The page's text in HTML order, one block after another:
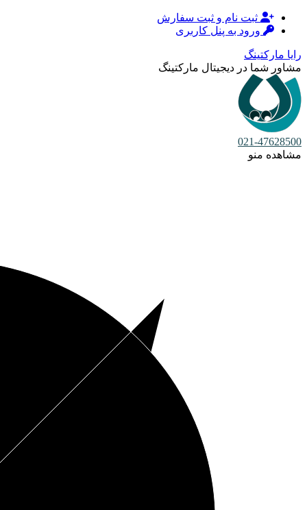
ثبت نام و ثبت سفارش
ورود به پنل کاربری
رایا مارکتینگ
مشاور شما در دیجیتال مارکتینگ
021-47628500
مشاهده منو